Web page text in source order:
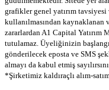
grafikler genel yatırım
kullanılmasından
zararlardan A1 Capital Yatırım
tutulamaz. Üyeliğinizin
gönderilecek eposta ve SMS
almayı da kabul etmiş
*Şirketimiz kaldıraçlı alım-